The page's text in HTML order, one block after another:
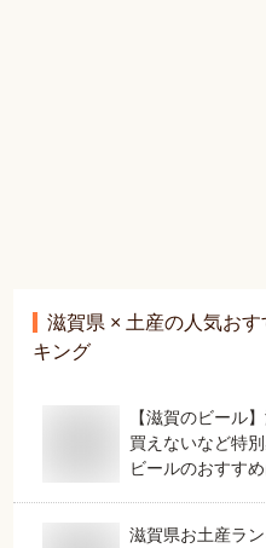
滋賀県 × 土産の人気おす
キング
【滋賀のビール
買えないなど特
ビールのおすすめ
滋賀県お土産ラ